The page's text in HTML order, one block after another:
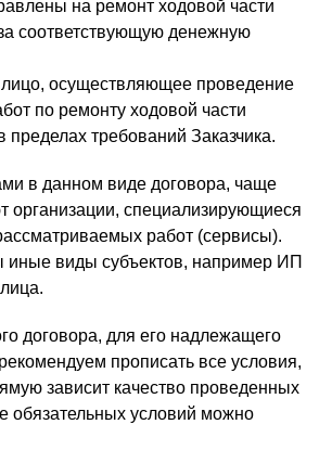
на ремонт ходовой части
соответствующую денежную
осуществляющее проведение
по ремонту ходовой части
пределах требований Заказчика.
в данном виде договора, чаще
организации, специализирующиеся
работ (сервисы).
иные виды субъектов, например ИП
договора, для его надлежащего
прописать все условия,
зависит качество проведенных
обязательных условий можно